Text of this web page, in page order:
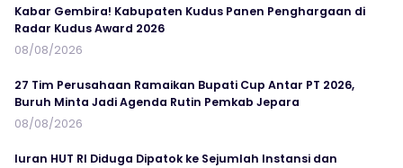
Kabar Gembira! Kabupaten Kudus Panen Penghargaan di
Radar Kudus Award 2026
08/08/2026
27 Tim Perusahaan Ramaikan Bupati Cup Antar PT 2026,
Buruh Minta Jadi Agenda Rutin Pemkab Jepara
08/08/2026
Iuran HUT RI Diduga Dipatok ke Sejumlah Instansi dan